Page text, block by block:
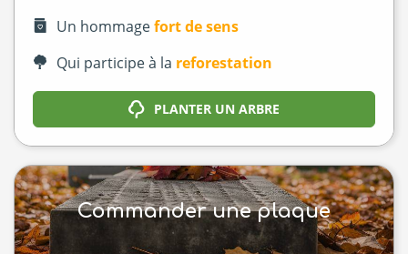
Un hommagefort de sens
Qui participe à la reforestation
PLANTER UN ARBRE
Commander une plaque